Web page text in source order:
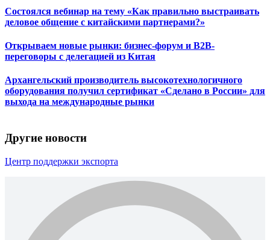
Состоялся вебинар на тему «Как правильно выстраивать
деловое общение с китайскими партнерами?»
Открываем новые рынки: бизнес-форум и B2B-
переговоры с делегацией из Китая
Архангельский производитель высокотехнологичного
оборудования получил сертификат «Сделано в России» для
выхода на международные рынки
Другие новости
Центр поддержки экспорта